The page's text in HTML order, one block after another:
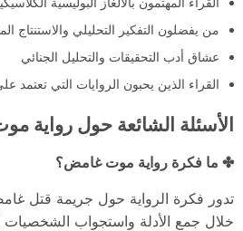
من يفضلون التفكير التحليلي والاستنتاج
عشاق أدب التحقيقات والتحليل الجنائي
القراء الذين يحبون الروايات التي تعتمد
الأسئلة الشائعة حول رواية
✤ ما فكرة رواية موت غامض؟
تدور فكرة الرواية حول جريمة قتل
خلال جمع الأدلة واستجواب الشخصيات